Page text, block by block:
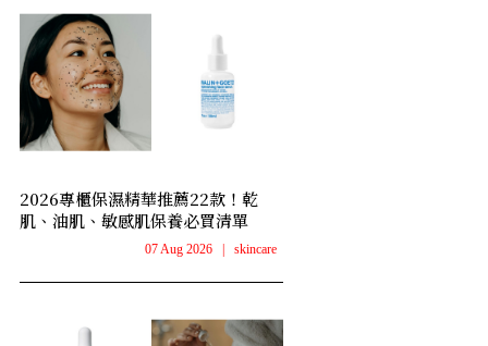
2026專櫃保濕精華推薦22款！乾
肌、油肌、敏感肌保養必買清單
07 Aug 2026 skincare